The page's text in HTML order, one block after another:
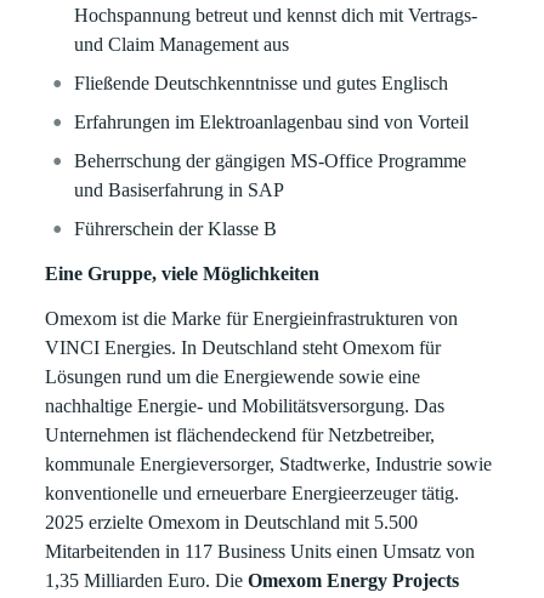
Hochspannung betreut und kennst dich mit Vertrags-
und Claim Management aus
Fließende Deutschkenntnisse und gutes Englisch
Erfahrungen im Elektroanlagenbau sind von Vorteil
Beherrschung der gängigen MS-Office Programme
und Basiserfahrung in SAP
Führerschein der Klasse B
Eine Gruppe, viele Möglichkeiten
Omexom ist die Marke für Energieinfrastrukturen von
VINCI Energies. In Deutschland steht Omexom für
Lösungen rund um die Energiewende sowie eine
nachhaltige Energie- und Mobilitätsversorgung. Das
Unternehmen ist flächendeckend für Netzbetreiber,
kommunale Energieversorger, Stadtwerke, Industrie sowie
konventionelle und erneuerbare Energieerzeuger tätig.
2025 erzielte Omexom in Deutschland mit 5.500
Mitarbeitenden in 117 Business Units einen Umsatz von
1,35 Milliarden Euro. DieOmexom Energy Projects